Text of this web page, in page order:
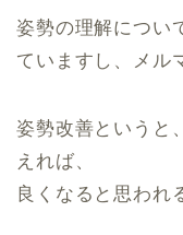
姿勢の理解につい
ていますし、メル
姿勢改善というと
えれば、
良くなると思われ